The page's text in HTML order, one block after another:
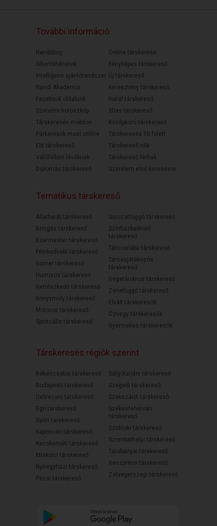
További információ
Randiblog
Sikertörténetek
Intelligens ajánlórendszer
Randi Akadémia
Facebook oldalunk
Szerelmi horoszkóp
Társkeresés mobilon
Párkeresők most online
Elit társkereső
Válófélben lévőknek
Diplomás társkereső
Online társkereső
Fényképes társkereső
Új társkereső
Keresztény társkereső
Fiatal társkereső
30as társkereső
Középkorú társkereső
Társkeresés 50 felett
Társkereső nők
Társkereső férfiak
Szerelem első keresésre
Tematikus társkereső
Állatbarát társkereső
Bringás társkereső
Ezermester társkereső
Filmkedvelő társkereső
Gamer társkereső
Humoros társkereső
Kertészkedő társkereső
Könyvmoly társkereső
Motoros társkereső
Spirituális társkereső
Sorozatfüggő társkereső
Színházkedvelő
társkereső
Táncoslábú társkereső
Társasjátékozós
társkereső
Vegetáriánus társkereső
Zenefüggő társkereső
Elvált társkeresők
Özvegy társkeresők
Gyermekes társkeresők
Társkeresés régiók szerint
Békéscsabai társkereső
Budapesti társkereső
Debreceni társkereső
Egri társkereső
Győri társkereső
Kaposvári társkereső
Kecskeméti társkereső
Miskolci társkereső
Nyíregyházi társkereső
Pécsi társkereső
Salgótarjáni társkereső
Szegedi társkereső
Szekszárdi társkereső
Székesfehérvári
társkereső
Szolnoki társkereső
Szombathelyi társkereső
Tatabányai társkereső
Veszprémi társkereső
Zalaegerszegi társkereső